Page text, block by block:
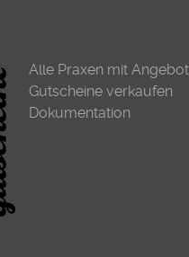
Alle Praxen mit
Gutscheine verkaufen
Dokumentation